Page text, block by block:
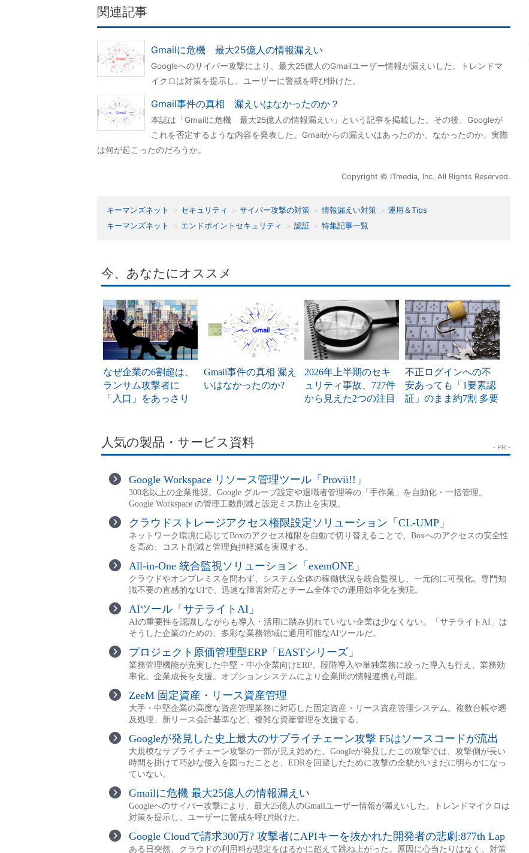
関連記事
Gmailに危機 最大25億人の情報漏えい
Googleへのサイバー攻撃により、最大25億人のGmailユーザー情報が漏えいした。トレンドマ
イクロは対策を提示し、ユーザーに警戒を呼び掛けた。
Gmail事件の真相 漏えいはなかったのか？
本誌は「Gmailに危機 最大25億人の情報漏えい」という記事を掲載した。その後、Googleが
これを否定するような内容を発表した。Gmailからの漏えいはあったのか、なかったのか、実際
は何が起こったのだろうか。
Copyright © ITmedia, Inc. All Rights Reserved.
キーマンズネット セキュリティ サイバー攻撃の対策 情報漏えい対策
運用＆Tips
キーマンズネット
エンドポイントセキュリティ 認証 特集記事一覧